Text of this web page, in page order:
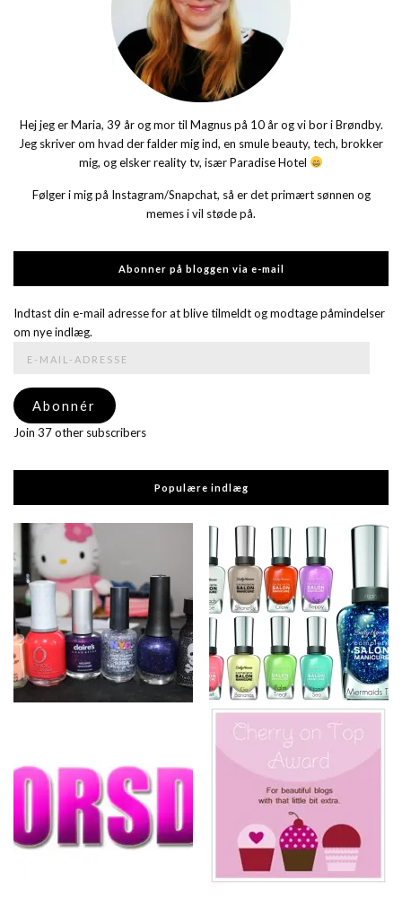
Hej jeg er Maria, 39 år og mor til Magnus på 10 år og vi bor i Brøndby.
Jeg skriver om hvad der falder mig ind, en smule beauty, tech, brokker
mig, og elsker reality tv, især Paradise Hotel
Følger i mig på Instagram/Snapchat, så er det primært sønnen og
memes i vil støde på.
Abonner på bloggen via e-mail
Indtast din e-mail adresse for at blive tilmeldt og modtage påmindelser
om nye indlæg.
adresse
Abonnér
Join 37 other subscribers
Populære indlæg